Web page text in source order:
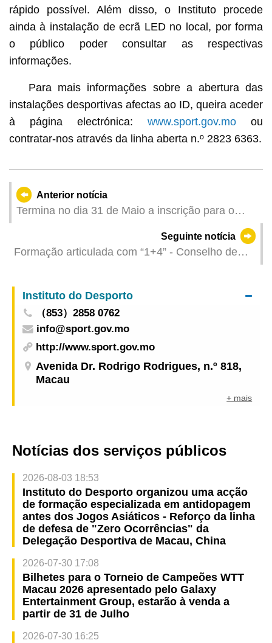
rápido possível. Além disso, o Instituto procede
ainda à instalação de ecrã LED no local, por forma
o público poder consultar as respectivas
informações.
Para mais informações sobre a abertura das
instalações desportivas afectas ao ID, queira aceder
à página electrónica:www.sport.gov.mo ou
contratar-nos através da linha aberta n.º 2823 6363.
Anterior notícia
Termina no dia 31 de Maio a inscrição para o
plano de recrutamento de voluntários da zona de
Macau para a 15.ª edição dos Jogos Nacionais
da República Popular da China, os 12.os Jogos
Olímpicos Especiais da China
Seguinte notícia
Formação articulada com “1+4” - Conselho de
aumentar a consciência pelo cumprimento da lei
Instituto do Desporto
（853）2858 0762
info@sport.gov.mo
http://www.sport.gov.mo
Avenida Dr. Rodrigo Rodrigues, n.º 818,
Macau
+ mais
Notícias dos serviços públicos
2026-08-03 18:53
Instituto do Desporto organizou uma acção
de formação especializada em antidopagem
antes dos Jogos Asiáticos - Reforço da linha
de defesa de "Zero Ocorrências" da
Delegação Desportiva de Macau, China
2026-07-30 17:08
Bilhetes para o Torneio de Campeões WTT
Macau 2026 apresentado pelo Galaxy
Entertainment Group, estarão à venda a
partir de 31 de Julho
2026-07-30 16:25